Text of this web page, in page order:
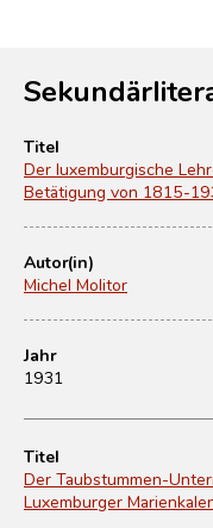
Titel
Der luxemburgische
Betätigung von 1815-
Autor(in)
Michel Molitor
Jahr
1931
Titel
Der Taubstummen-
Luxemburger